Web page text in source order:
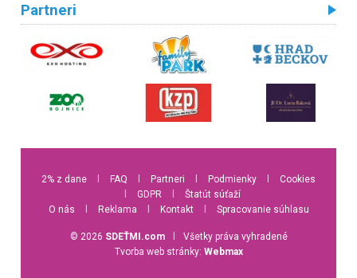
Partneri
2% z dane FAQ Partneri Podmienky
Cookies
GDPR
Štatút súťaží
O nás
Reklama Kontakt Spracovanie súhlasu
© 2026 SDEŤMI.com
Všetky práva vyhradené
Tvorba web stránky: Webmax